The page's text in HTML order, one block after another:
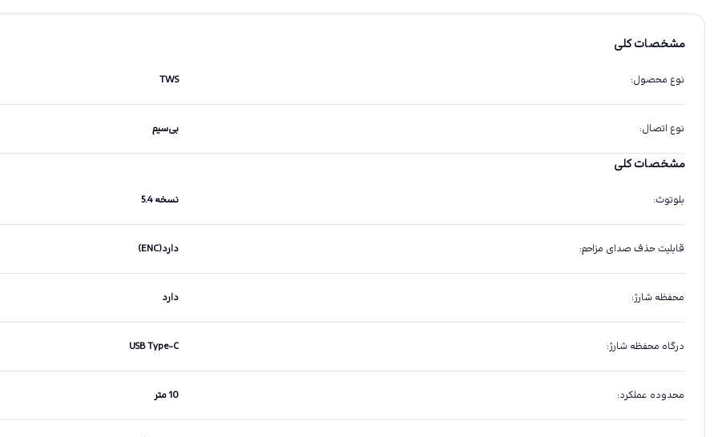
مشخصات کلی
نوع محصول:
TWS
نوع اتصال: بی‌سیم
مشخصات کلی
بلوتوث: نسخه 5.4
قابلیت حذف صدای مزاحم: دارد(ENC)
محفظه شارژ: دارد
درگاه محفظه شارژ:
USB Type-C
محدوده عملکرد: 10 متر